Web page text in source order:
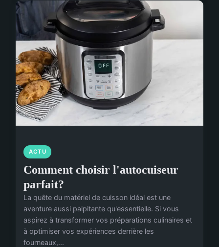
ACTU
Comment choisir l'autocuiseur
parfait?
La quête du matériel de cuisson idéal est une
aventure aussi palpitante qu'essentielle. Si vous
aspirez à transformer vos préparations culinaires et
à optimiser vos expériences derrière les
fourneaux,...